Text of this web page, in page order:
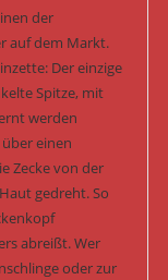
der
auf dem Markt.
Der einzige
Spitze, mit
werden
einen
Zecke von der
gedreht. So
abreißt. Wer
oder zur